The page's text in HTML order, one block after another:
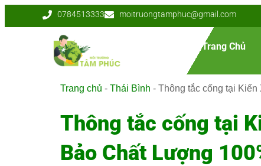
0784513333 moitruongtamphuc@gmail.com
Trang Chủ
Trang chủ - Thái Bình - Thông tắc cống tại
Thông tắc cống tại
Bảo Chất Lượng